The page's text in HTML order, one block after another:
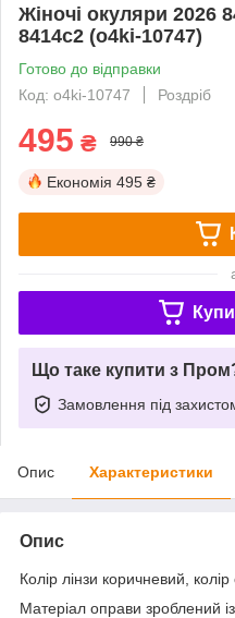
Жіночі окуляри 2026
8414c2 (o4ki-10747)
Готово до відправки
Код: o4ki-10747
Роздріб
495 ₴ 990 ₴
Економія 495 ₴
Що таке купити з
Замовлення під
Опис Характеристики
Опис
Колір лінзи коричневий,
Матеріал оправи зроблений